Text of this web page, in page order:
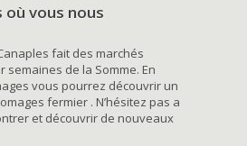
où vous nous
fait des marchés
semaines de la Somme. En
vous pourrez découvrir un
fermier . N’hésitez pas a
et découvrir de nouveaux